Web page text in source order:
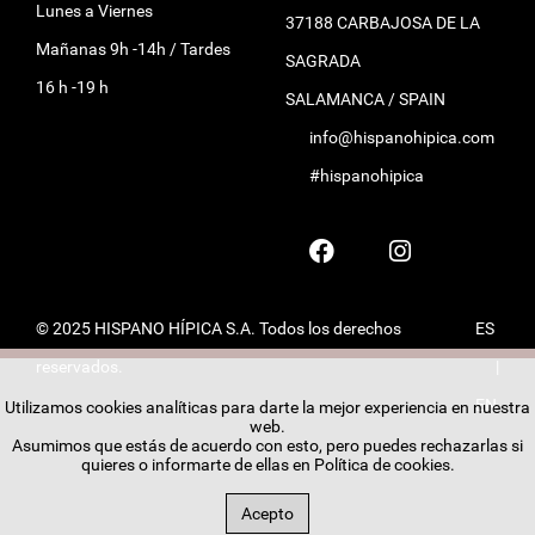
Lunes a Viernes
Mañanas 9h -14h / Tardes
16 h -19 h
37188 CARBAJOSA DE LA
SAGRADA
SALAMANCA / SPAIN
info@hispanohipica.com
#hispanohipica
© 2025 HISPANO HÍPICA S.A. Todos los derechos
reservados.
ES
EN
Utilizamos cookies analíticas para darte la mejor experiencia en nuestra
web.
Asumimos que estás de acuerdo con esto, pero puedes rechazarlas si
quieres o informarte de ellas en Política de cookies.
Acepto